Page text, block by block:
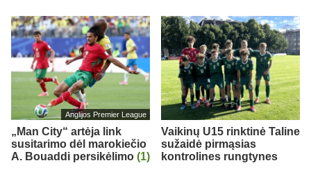
Anglijos Premier League
„Man City“ artėja link
susitarimo dėl marokiečio
A. Bouaddi persikėlimo (1)
Vaikinų U15 rinktinė Taline
sužaidė pirmąsias
kontrolines rungtynes